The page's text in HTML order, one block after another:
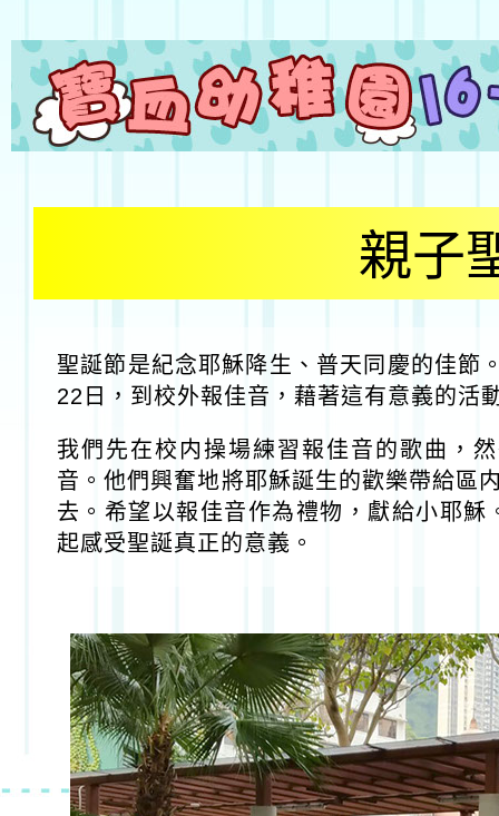
親子
聖誕節是紀念耶穌降生、普天同慶的佳節
22日，到校外報佳音，藉著這有意義的活
我們先在校内操場練習報佳音的歌曲，
音。他們興奮地將耶穌誕生的歡樂帶給區
去。希望以報佳音作為禮物，獻給小耶
起感受聖誕真正的意義。